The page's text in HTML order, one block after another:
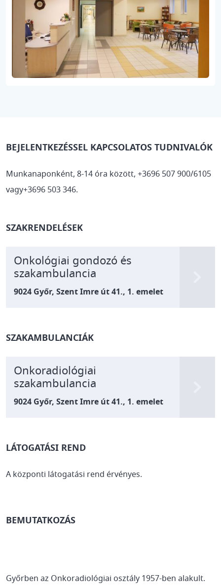
BEJELENTKEZÉSSEL KAPCSOLATOS TUDNIVALÓK
Munkanaponként, 8-14 óra között, +3696 507 900/6105
vagy+3696 503 346.
SZAKRENDELÉSEK
Onkológiai gondozó és
szakambulancia
9024 Győr, Szent Imre út 41., 1. emelet
SZAKAMBULANCIÁK
Onkoradiológiai
szakambulancia
9024 Győr, Szent Imre út 41., 1. emelet
LÁTOGATÁSI REND
A központi látogatási rend érvényes.
BEMUTATKOZÁS
Győrben az Onkoradiológiai osztály 1957-ben alakult.